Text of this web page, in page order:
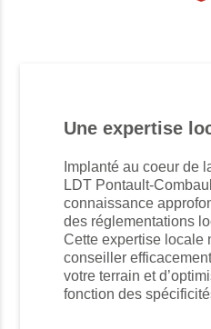
Une expertise
Implanté au coeur de
LDT Pontault-
connaissance
des réglementations
Cette expertise locale
conseiller
votre terrain et
fonction des